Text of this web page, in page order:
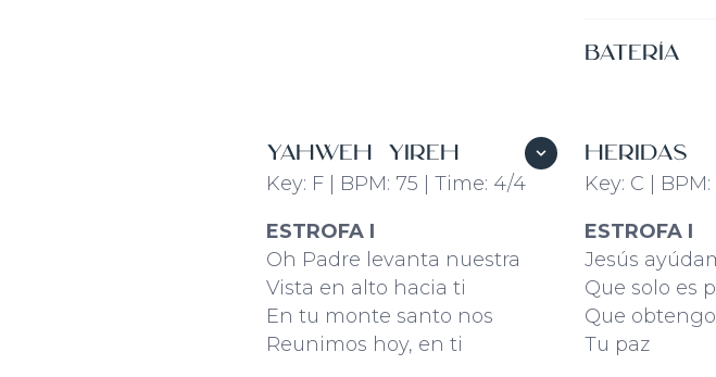
Bajar
Batería
YAHWEH YIREH
Key: F | BPM: 75 | Time: 4/4
ESTROFA I
Oh Padre levanta nuestra
Vista en alto hacia ti
En tu monte santo nos
Reunimos hoy, en ti
HERIDAS
Key: C |
ESTROFA I
Jesús
Que solo es
Que
Tu paz